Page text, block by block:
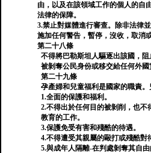
由，以及在該領域工作的個人的自
法律的保障。
3.禁止對媒體進行審查。除非法律
施加任何警告，暫停，沒收，取消或
第二十八條
不得將巴勒斯坦人驅逐出該國，
被剝奪公民身份或移交給任何外國
第二十九條
孕產婦和兒童福利是國家的職責。
1.全面的保護和福利。
2.不得出於任何目的被剝削，也
教育的工作。
3.保護免受有害和殘酷的待遇。
4.不得遭受其親屬的毆打或殘酷對
5.與成年人隔離-在判處剝奪其自